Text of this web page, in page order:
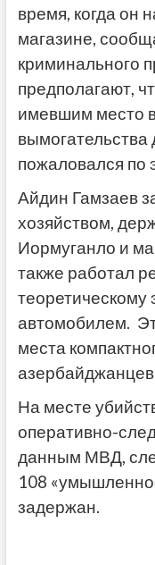
время, когда он
магазине,
криминального
предполагают,
имевшим место
пожаловался по
Айдин Гамзаев
хозяйством,
Иормуганло и
также работал
теоретическому
автомобилем.
места
азербайджанцев
На месте
оперативно-
данным МВД,
108
задержан.